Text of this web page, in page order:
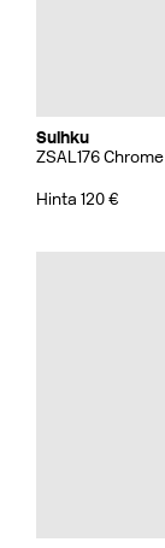
Suihku
ZSAL176 Chrome
Hinta 120 €